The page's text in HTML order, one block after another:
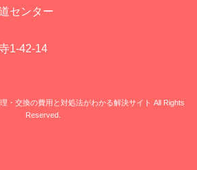
センター
1-42-14
・交換の費用と対処法がわかる解決サイト All Rights
Reserved.